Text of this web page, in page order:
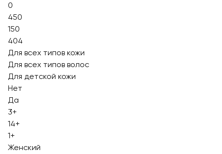
0
450
150
404
Для всех типов кожи
Для всех типов волос
Для детской кожи
Нет
Да
3+
14+
1+
Женский